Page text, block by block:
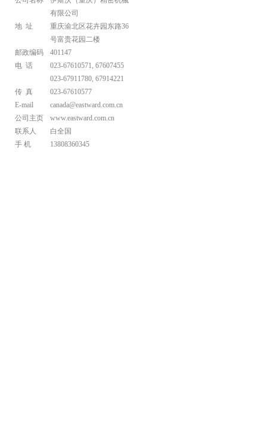
有限公司
地 址
重庆渝北区花卉园东路36
号富贵花园二楼
邮政编码
401147
电 话
023-67610571, 67607455
023-67911780, 67914221
传 真
023-67610577
E-mail
canada@eastward.com.cn
公司主页
www.eastward.com.cn
联系人
白全国
手 机
13808360345